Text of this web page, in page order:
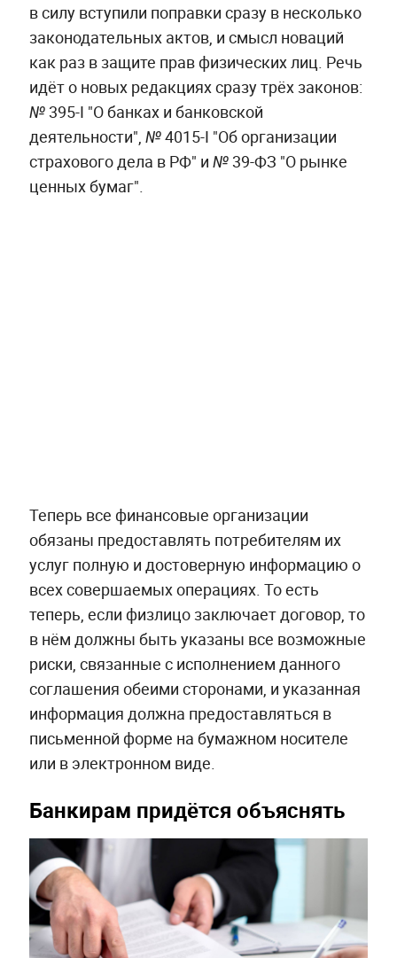
в силу вступили поправки сразу в несколько
законодательных актов, и смысл новаций
как раз в защите прав физических лиц. Речь
идёт о новых редакциях сразу трёх законов:
№ 395-I "О банках и банковской
деятельности", № 4015-I "Об организации
страхового дела в РФ" и № 39-ФЗ "О рынке
ценных бумаг".
Теперь все финансовые организации
обязаны предоставлять потребителям их
услуг полную и достоверную информацию о
всех совершаемых операциях. То есть
теперь, если физлицо заключает договор, то
в нём должны быть указаны все возможные
риски, связанные с исполнением данного
соглашения обеими сторонами, и указанная
информация должна предоставляться в
письменной форме на бумажном носителе
или в электронном виде.
Банкирам придётся объяснять